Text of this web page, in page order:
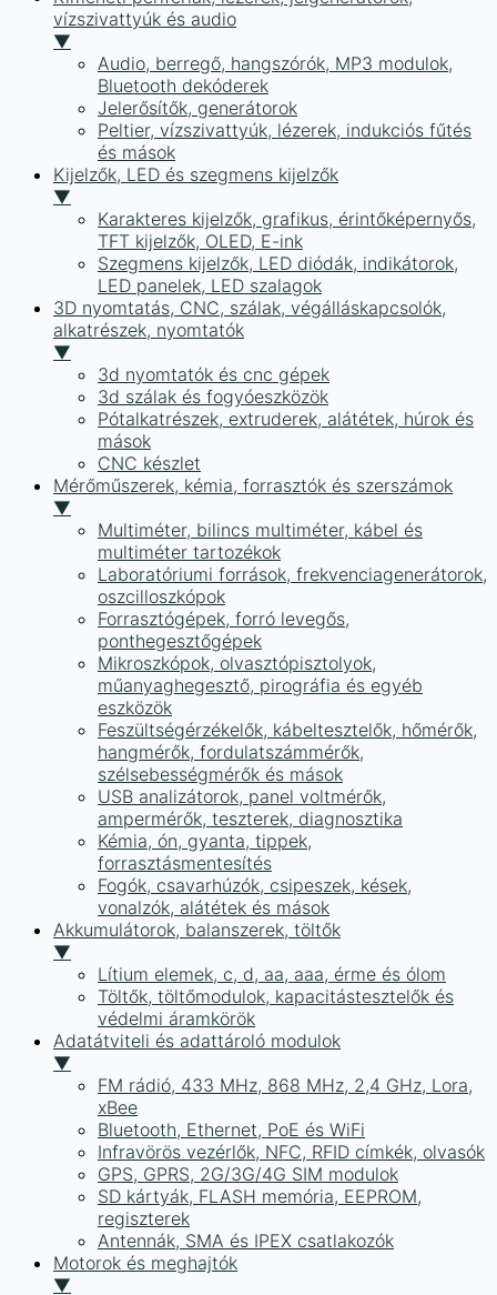
vízszivattyúk és audio
▼
Audio, berregő, hangszórók, MP3 modulok,
Bluetooth dekóderek
Jelerősítők, generátorok
Peltier, vízszivattyúk, lézerek, indukciós fűtés
és mások
Kijelzők, LED és szegmens kijelzők
▼
Karakteres kijelzők, grafikus, érintőképernyős,
TFT kijelzők, OLED, E-ink
Szegmens kijelzők, LED diódák, indikátorok,
LED panelek, LED szalagok
3D nyomtatás, CNC, szálak, végálláskapcsolók,
alkatrészek, nyomtatók
▼
3d nyomtatók és cnc gépek
3d szálak és fogyóeszközök
Pótalkatrészek, extruderek, alátétek, húrok és
mások
CNC készlet
Mérőműszerek, kémia, forrasztók és szerszámok
▼
Multiméter, bilincs multiméter, kábel és
multiméter tartozékok
Laboratóriumi források, frekvenciagenerátorok,
oszcilloszkópok
Forrasztógépek, forró levegős,
ponthegesztőgépek
Mikroszkópok, olvasztópisztolyok,
műanyaghegesztő, pirográfia és egyéb
eszközök
Feszültségérzékelők, kábeltesztelők, hőmérők,
hangmérők, fordulatszámmérők,
szélsebességmérők és mások
USB analizátorok, panel voltmérők,
ampermérők, teszterek, diagnosztika
Kémia, ón, gyanta, tippek,
forrasztásmentesítés
Fogók, csavarhúzók, csipeszek, kések,
vonalzók, alátétek és mások
Akkumulátorok, balanszerek, töltők
▼
Lítium elemek, c, d, aa, aaa, érme és ólom
Töltők, töltőmodulok, kapacitástesztelők és
védelmi áramkörök
Adatátviteli és adattároló modulok
▼
FM rádió, 433 MHz, 868 MHz, 2,4 GHz, Lora,
xBee
Bluetooth, Ethernet, PoE és WiFi
Infravörös vezérlők, NFC, RFID címkék, olvasók
GPS, GPRS, 2G/3G/4G SIM modulok
SD kártyák, FLASH memória, EEPROM,
regiszterek
Antennák, SMA és IPEX csatlakozók
Motorok és meghajtók
▼